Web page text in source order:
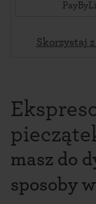
Skorzystaj
masz do
sposoby